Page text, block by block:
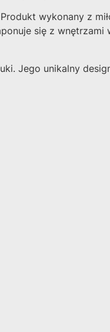
wykonany z
się z
Jego unikalny